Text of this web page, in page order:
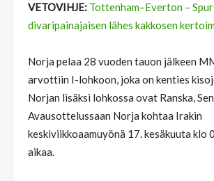
VETOVIHJE: Tottenham–Everton –
divaripainajaisen lähes kakkosen
Norja pelaa 28 vuoden tauon jälkeen
arvottiin I-lohkoon, joka on kenties
Norjan lisäksi lohkossa ovat Ranska,
Avausottelussaan Norja kohtaa Irakin
keskiviikkoaamuyönä 17. kesäkuuta klo
aikaa.